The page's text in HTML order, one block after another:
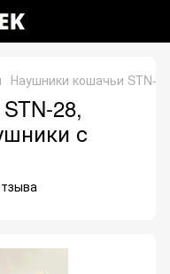
Наушники кошачьи STN-
28,
с